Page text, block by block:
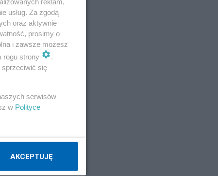
usług. Za zgodą
oraz aktywnie
prosimy o
i zawsze możesz
rogu strony
.
sprzeciwić się
serwisów
w Polityce
AKCEPTUJĘ